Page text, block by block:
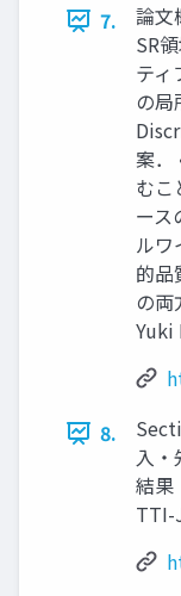
7.
論文
SR
ティ
の
案．
むこ
ース
ルワ
的品
の両
Yuki
8.
入・
結果
TTI-